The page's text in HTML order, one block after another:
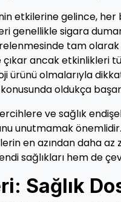
etkilerine gelince,
genellikle sigara
tam
ancak etkinlikleri
ürünü olmalarıyla
oldukça
ve sağlık
unutmamak
en azından daha
sağlıkları hem de
Sağlık